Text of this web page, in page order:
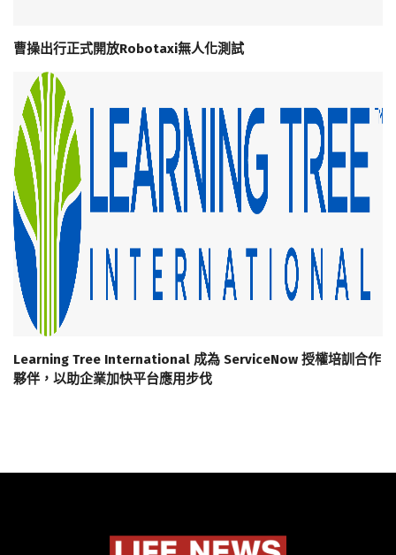
曹操出行正式開放Robotaxi無人化測試
Learning Tree International 成為 ServiceNow 授權培訓合作
夥伴，以助企業加快平台應用步伐